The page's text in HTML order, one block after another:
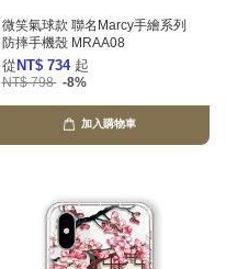
微笑氣球款 聯名Marcy手繪系列
防摔手機殼 MRAA08
從NT$ 734 起
NT$ 798 -8%
加入購物車